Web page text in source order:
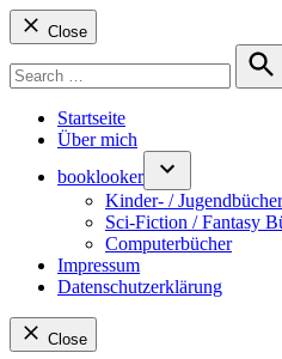
Close
for:
Startseite
Über mich
booklooker
Kinder- / Jugendbücher
Sci-Fiction / Fantasy
Computerbücher
Impressum
Datenschutzerklärung
Close